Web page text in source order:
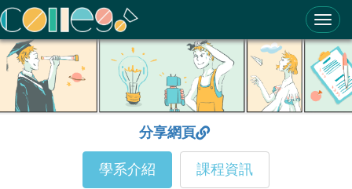
ColleGo! 大學選才與高中育才輔助系統
分享網頁
學系介紹 課程資訊